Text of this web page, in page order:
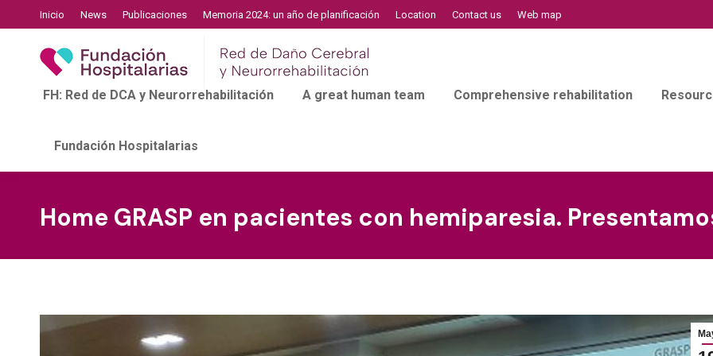
Inicio News Publicaciones Memoria 2024: un año de planificación Location Contact us Web map
FH: Red de DCA y Neurorrehabilitación A great human team Comprehensive rehabilitation
Fundación Hospitalarias
Home GRASP en pacientes con hemiparesia.